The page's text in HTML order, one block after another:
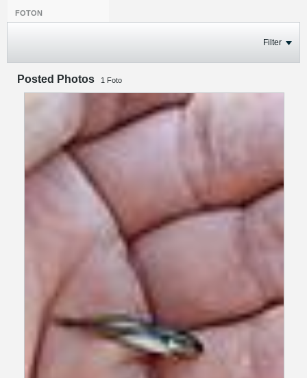
FOTON
Filter
Posted Photos 1 Foto